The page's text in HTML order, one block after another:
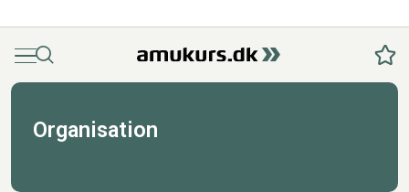
MenuSøg
Organisation